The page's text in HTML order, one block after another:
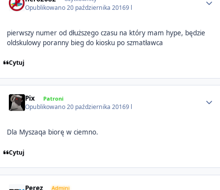
Opublikowano20 października 20169 l
pierwszy numer od dłuższego czasu na który mam hype, będzie
oldskulowy poranny bieg do kiosku po szmatławca
Cytuj
Pix Patroni
Opublikowano20 października 20169 l
Dla Myszaqa biorę w ciemno.
Cytuj
Perez Admini